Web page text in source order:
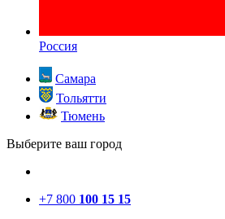
Россия
Самара
Тольятти
Тюмень
Выберите ваш город
+7 800 100 15 15